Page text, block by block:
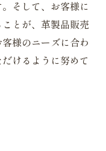
そして、お客様に
とが、革製品販売
様のニーズに合わ
けるように努めて